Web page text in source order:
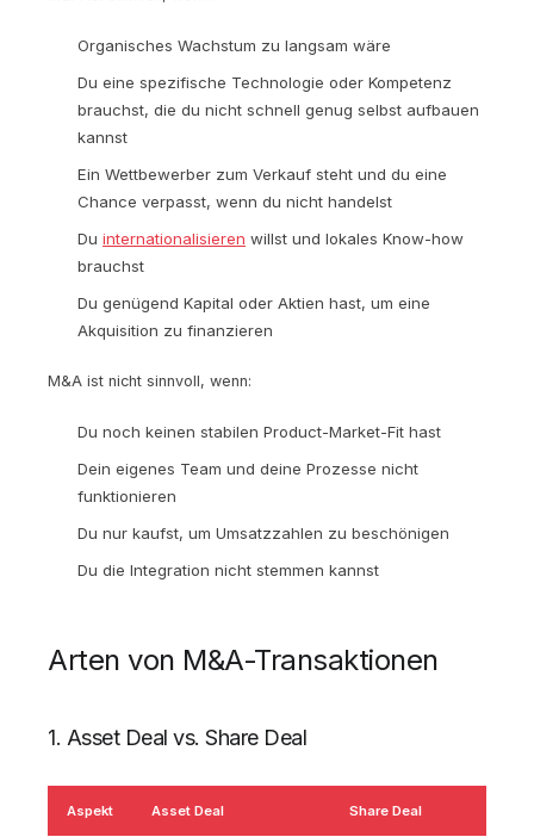
Organisches Wachstum zu langsam wäre
Du eine spezifische Technologie oder Kompetenz
brauchst, die du nicht schnell genug selbst aufbauen
kannst
Ein Wettbewerber zum Verkauf steht und du eine
Chance verpasst, wenn du nicht handelst
Du internationalisieren willst und lokales Know-how
brauchst
Du genügend Kapital oder Aktien hast, um eine
Akquisition zu finanzieren
M&A ist nicht sinnvoll, wenn:
Du noch keinen stabilen Product-Market-Fit hast
Dein eigenes Team und deine Prozesse nicht
funktionieren
Du nur kaufst, um Umsatzzahlen zu beschönigen
Du die Integration nicht stemmen kannst
Arten von M&A-Transaktionen
1. Asset Deal vs. Share Deal
Aspekt Asset Deal Share Deal